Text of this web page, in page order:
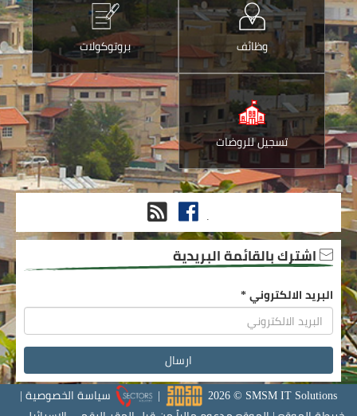
وظائف بروتوكولات
تسجيل للروضات
. فيس
بوك
RSS
اشترك بالقائمة البريدية
البريد الالكتروني*
SMSM IT Solutions
©
2026
| سياسة الخصوصية|